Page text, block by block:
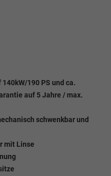
190 PS und ca.
auf 5 Jahre / max.
schwenkbar und
mit Linse